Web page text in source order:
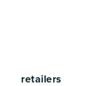
retailers